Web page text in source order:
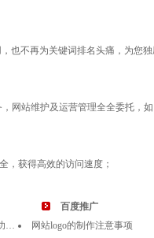
不再为关键词排名头痛，为您
网站维护及运营管理全全委托，
获得高效的访问速度；
百度推广
…
网站logo的制作注意事项